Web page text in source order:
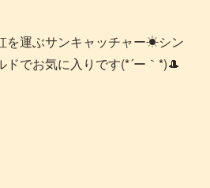
を運ぶサンキャッチャー☀シン
でお気に入りです(*´ー｀*)🎩